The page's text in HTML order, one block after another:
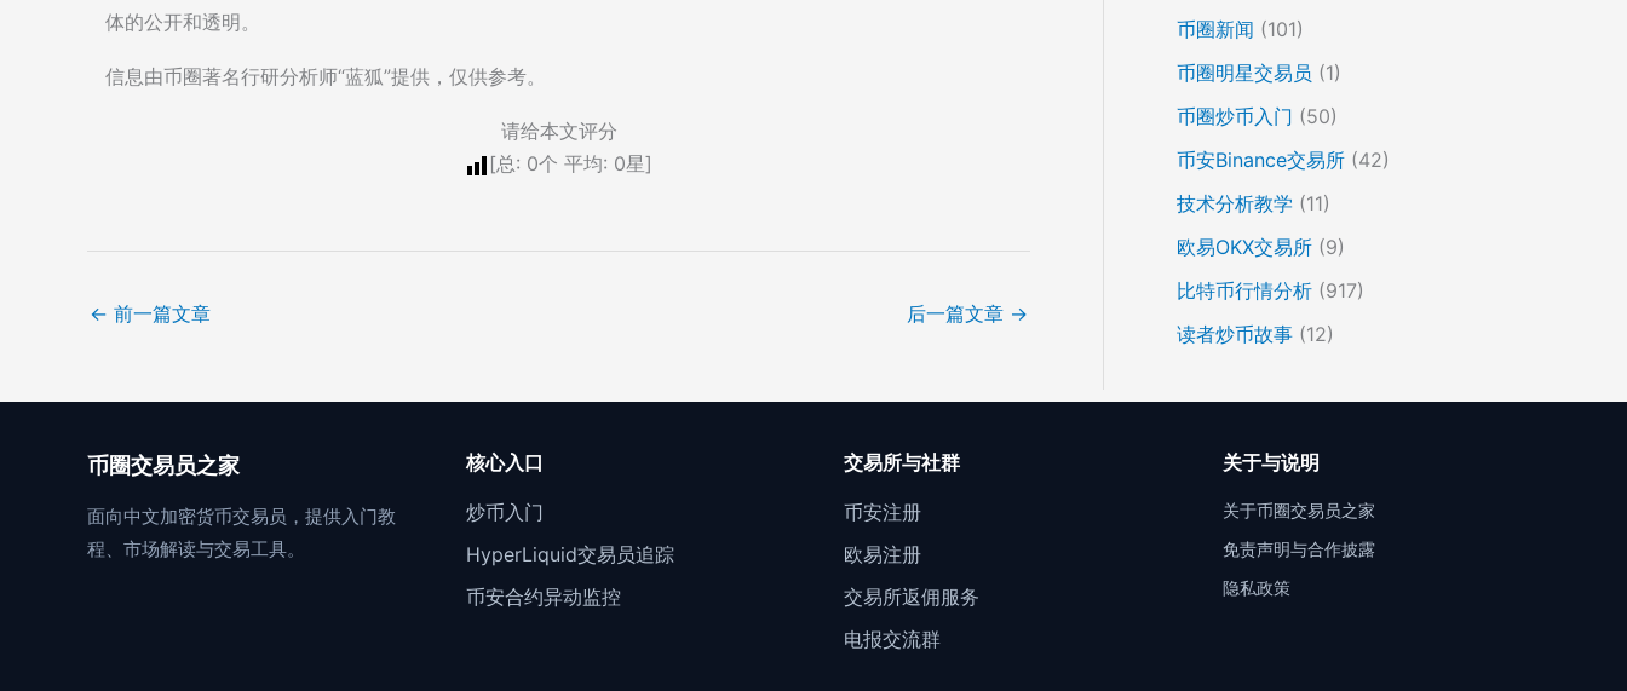
体的公开和透明。
信息由币圈著名行研分析师“蓝狐”提供，仅供参考。
请给本文评分
[总: 0个 平均: 0星]
← 前一篇文章 后一篇文章 →
币圈新闻 (101)
币圈明星交易员 (1)
币圈炒币入门 (50)
币安Binance交易所 (42)
技术分析教学 (11)
欧易OKX交易所 (9)
比特币行情分析 (917)
读者炒币故事 (12)
币圈交易员之家
面向中文加密货币交易员，提供入门教
程、市场解读与交易工具。
核心入口
炒币入门
HyperLiquid交易员追踪
币安合约异动监控
交易所与社群
币安注册
欧易注册
交易所返佣服务
电报交流群
关于与说明
关于币圈交易员之家
免责声明与合作披露
隐私政策